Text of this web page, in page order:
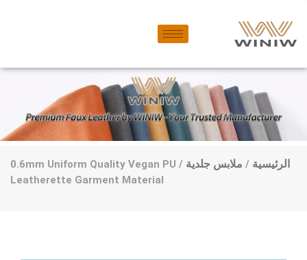
الرئيسية / ملابس جلدية
/ 0.6mm Uniform Quality Vegan PU
Leatherette Garment Material